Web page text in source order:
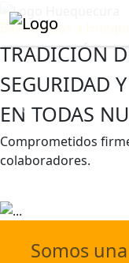
Bienvenidos a
TRADICIÓN
SEGURIDAD
EN TODAS
Comprometidos
colaboradores.
Previous
Somos una